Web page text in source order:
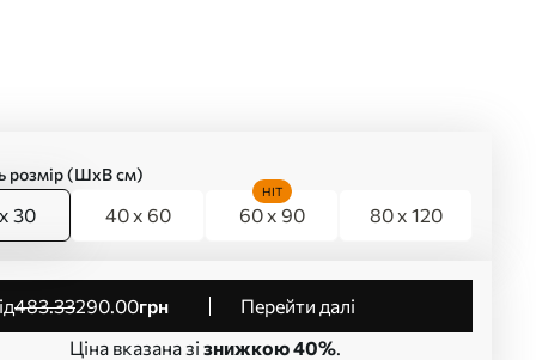
розмір (ШхВ см)
30 40 x 60 60 x 90
HIT
80 x 120
від483.33290.00грн
Перейти далі
Ціна вказана зі знижкою 40%.